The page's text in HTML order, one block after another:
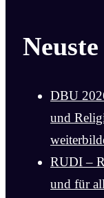
DBU
und
RUDI –
und für